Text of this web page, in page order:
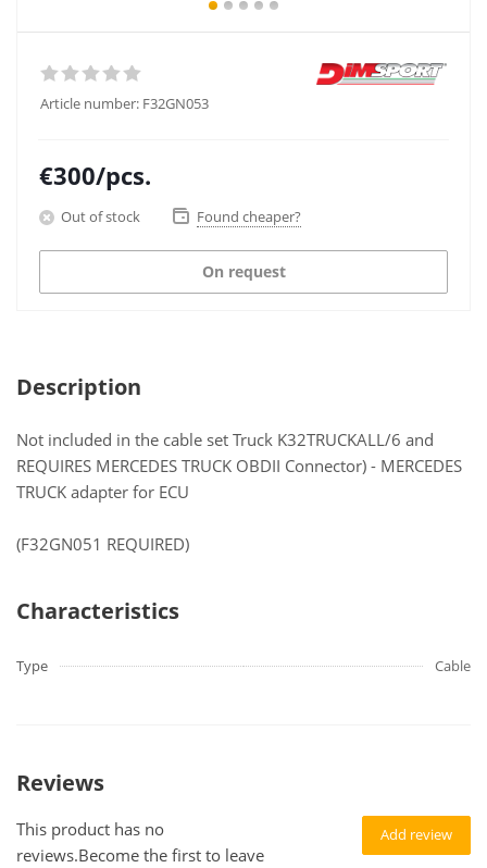
Article number: F32GN053
€300/pcs.
Out of stock Found cheaper?
On request
Description
Not included in the cable set Truck K32TRUCKALL/6 and
REQUIRES MERCEDES TRUCK OBDII Connector) - MERCEDES
TRUCK adapter for ECU
(F32GN051 REQUIRED)
Characteristics
Type Cable
Reviews
Add review
This product has no
reviews.Become the first to leave